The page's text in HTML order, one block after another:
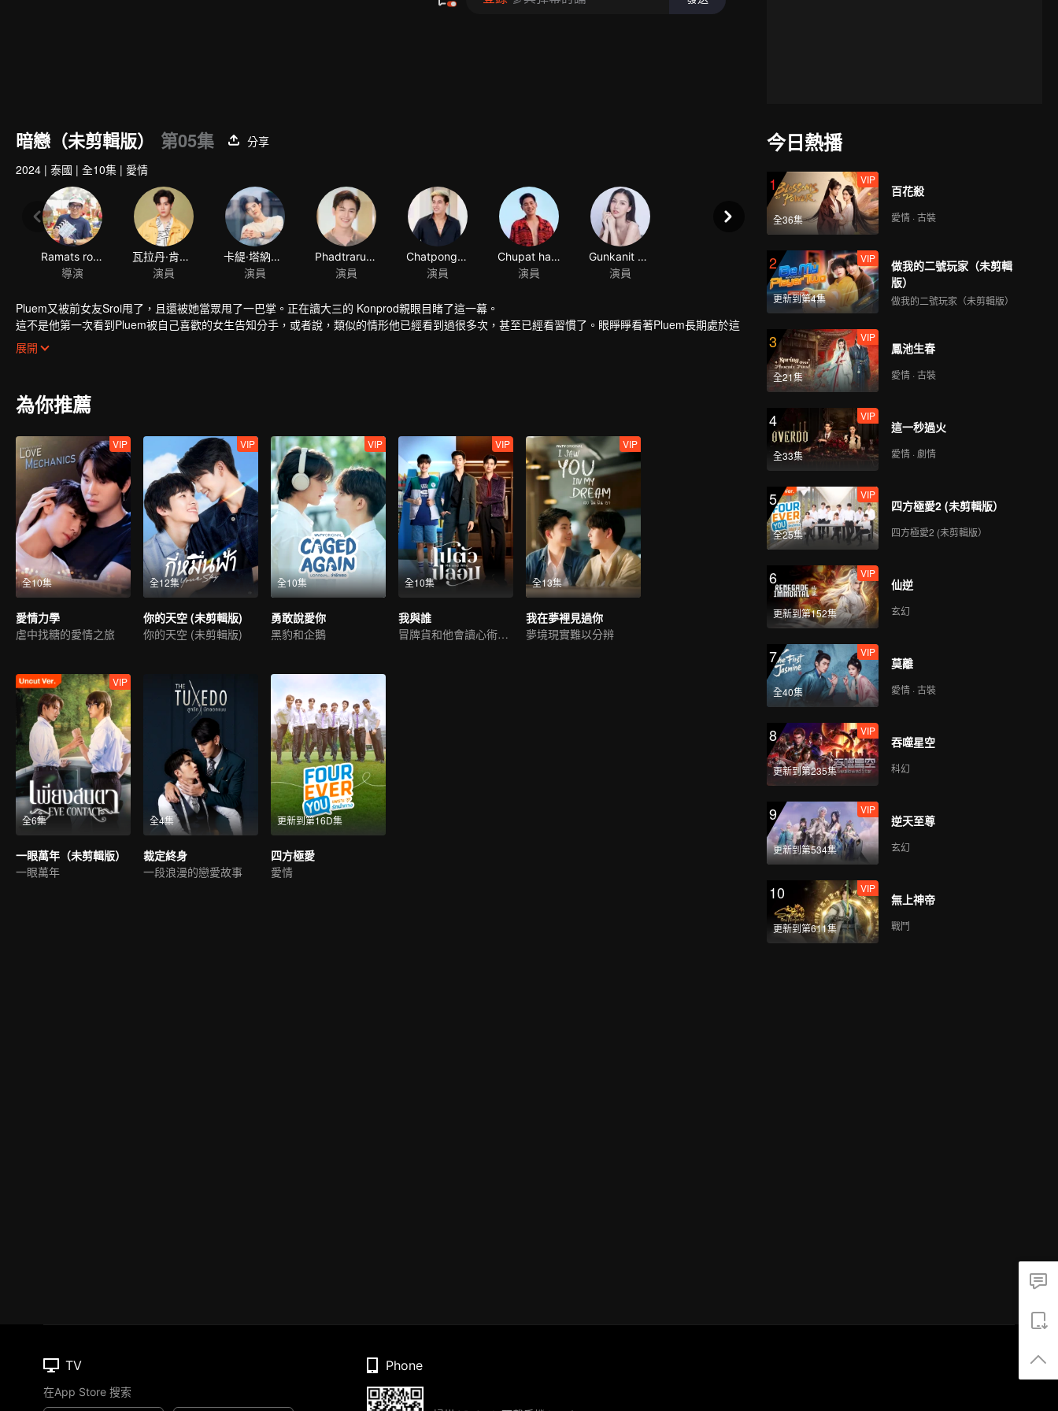
暗戀（未剪輯版） 第05集
分享
2024 | 泰國 | 全10集 | 愛情
Ramats roungpratoom
導演
瓦拉丹·肯蒙達
演員
卡緹·塔納瓦特·蘇克弗恩仸
演員
Phadtraruengrid Namwongyot
演員
Chatpong Harnharuiharn
演員
Chupat harnharuharn
演員
Gunkanit mangmee
演員
Pluem又被前女友Sroi甩了，且還被她當眾甩了一巴掌。正在讀大三的 Konprod親眼目睹了這一幕。
這不是他第一次看到Pluem被自己喜歡的女生告知分手，或者說，類似的情形他已經看到過很多次，甚至已經看習慣了。眼睜睜看著Pluem長期處於這
種不良關係中，他卻沒有權利插手......
展開
為你推薦
全10集
VIP
愛情力學
虐中找糖的愛情之旅
全12集
VIP
你的天空 (未剪輯版)
你的天空 (未剪輯版)
全10集
VIP
勇敢說愛你
黑豹和企鵝
全10集
VIP
我與誰
冒牌貨和他會讀心術的未婚夫
全13集
VIP
我在夢裡見過你
夢境現實難以分辨
全6集
VIP
一眼萬年（未剪輯版）
一眼萬年
全4集
裁定終身
一段浪漫的戀愛故事
更新到第16D集
四方極愛
愛情
今日熱播
1
全36集
VIP
百花殺
愛情 · 古裝
2
更新到第4集
VIP
做我的二號玩家（未剪輯
版）
做我的二號玩家（未剪輯版）
3
全21集
VIP
鳳池生春
愛情 · 古裝
4
全33集
VIP
這一秒過火
愛情 · 劇情
5
全25集
VIP
四方極愛2 (未剪輯版）
四方極愛2 (未剪輯版）
6
更新到第152集
VIP
仙逆
玄幻
7
全40集
VIP
莫離
愛情 · 古裝
8
更新到第235集
VIP
吞噬星空
科幻
9
更新到第534集
VIP
逆天至尊
玄幻
10
更新到第611集
VIP
無上神帝
戰鬥
TV
在App Store 搜索
Phone